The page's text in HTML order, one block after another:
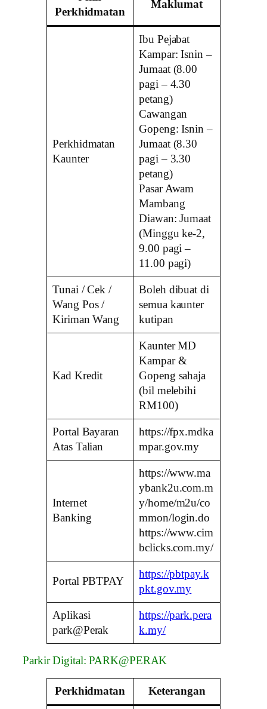
Perkhidmatan
Maklumat
Perkhidmatan
Kaunter
Ibu Pejabat
Kampar: Isnin –
Jumaat (8.00
pagi – 4.30
petang)
Cawangan
Gopeng: Isnin –
Jumaat (8.30
pagi – 3.30
petang)
Pasar Awam
Mambang
Diawan: Jumaat
(Minggu ke-2,
9.00 pagi –
11.00 pagi)
Tunai / Cek /
Wang Pos /
Kiriman Wang
Boleh dibuat di
semua kaunter
kutipan
Kad Kredit
Kaunter MD
Kampar &
Gopeng sahaja
(bil melebihi
RM100)
Portal Bayaran
Atas Talian
https://fpx.mdka
mpar.gov.my
Internet
Banking
https://www.ma
ybank2u.com.m
y/home/m2u/co
mmon/login.do
https://www.cim
bclicks.com.my/
Portal PBTPAY
https://pbtpay.k
pkt.gov.my
Aplikasi
park@Perak
https://park.pera
k.my/
Parkir Digital: PARK@PERAK
Perkhidmatan Keterangan